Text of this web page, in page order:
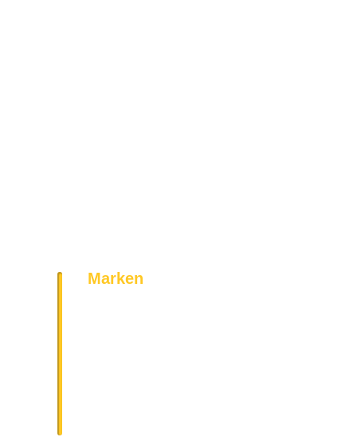
Marken